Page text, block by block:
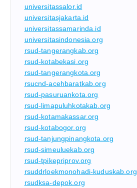
universitassalor.id
universitasjakarta.id
universitassamarinda.id
universitasindonesia.org
rsud-tangerangkab.org
rsud-kotabekasi.org
rsud-tangerangkota.org
rsucnd-acehbaratkab.org
rsud-pasuruankota.org
rsud-limapuluhkotakab.org
rsud-kotamakassar.org
rsud-kotabogor.org
rsud-tanjungpinangkota.org
rsud-simeuluekab.org
rsud-tpikepriprov.org
rsuddrloekmonohadi-kuduskab.org
rsudksa-depok.org